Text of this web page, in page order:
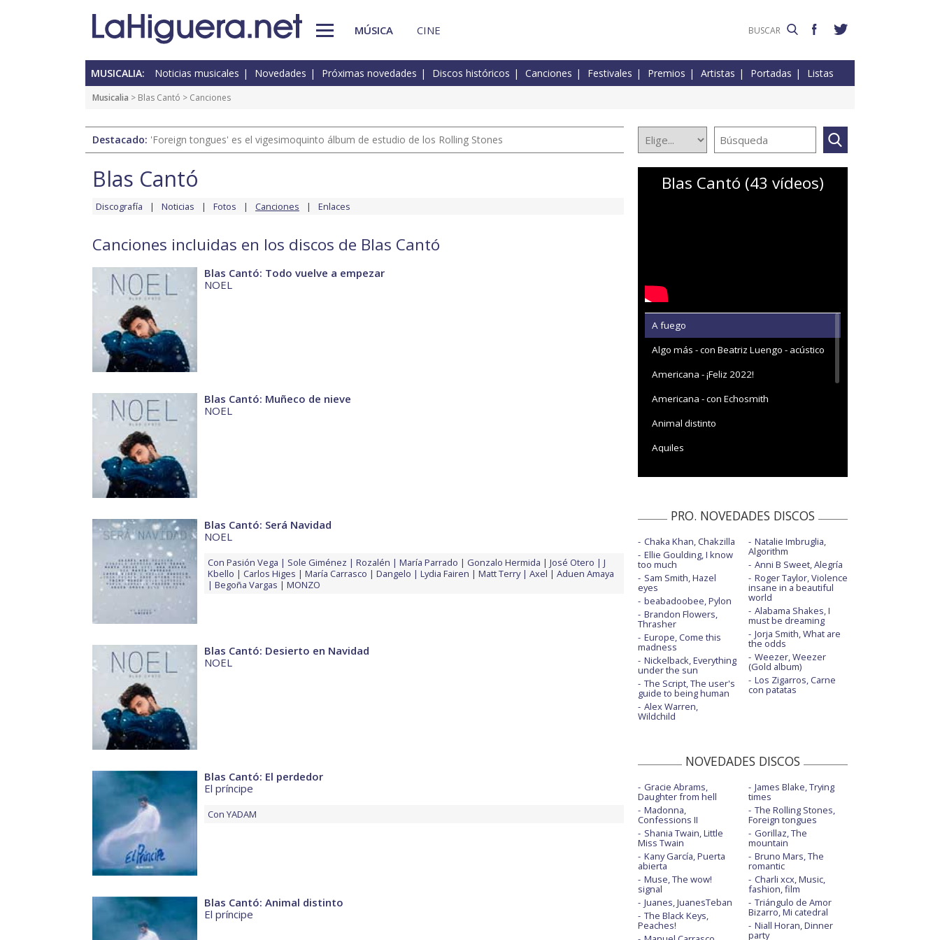
MÚSICA CINE
MUSICALIA: Noticias musicales Novedades Próximas novedades Discos históricos Canciones Festivales Premios Artistas Portadas Listas
Musicalia > Blas Cantó > Canciones
Destacado: 'Foreign tongues' es el vigesimoquinto álbum de estudio de los Rolling Stones
Blas Cantó
Discografía Noticias Fotos Canciones Enlaces
Canciones incluidas en los discos de Blas Cantó
Blas Cantó: Todo vuelve a empezar
NOEL
Blas Cantó: Muñeco de nieve
NOEL
Blas Cantó: Será Navidad
NOEL
Con Pasión Vega Sole Giménez Rozalén María Parrado Gonzalo Hermida José Otero
J
Kbello
Carlos Higes María Carrasco Dangelo Lydia Fairen Matt Terry Axel
Aduen Amaya
Begoña Vargas
MONZO
Blas Cantó: Desierto en Navidad
NOEL
Blas Cantó: El perdedor
El príncipe
Con YADAM
Blas Cantó: Animal distinto
El príncipe
Blas Cantó (43 vídeos)
A fuego
Algo más - con Beatriz Luengo - acústico
Americana - ¡Feliz 2022!
Americana - con Echosmith
Animal distinto
Aquiles
Dejarte ir - acústico
Desierto en Navidad - visualizer
Drunk and irresponsible
El bueno acaba mal
El bueno acaba mal - ¡Feliz 2023!
Él no soy yo
Él no soy yo - acústico
El perdedor - con YADAM
I'll stay
In your bed
La stessa lingua - con Emma Muscat
Las cosas claras - con Carmen DeLeon
Madre - con Yotuel
Marte - Visual
Memoria - con la letra
Memoria - Destino Eurovisión
Mi luz - con Pastora Soler
PRO. NOVEDADES DISCOS
Chaka Khan, Chakzilla
Ellie Goulding, I know
too much
Sam Smith, Hazel
eyes
beabadoobee, Pylon
Brandon Flowers,
Thrasher
Europe, Come this
madness
Nickelback, Everything
under the sun
The Script, The user's
guide to being human
Alex Warren,
Wildchild
Natalie Imbruglia,
Algorithm
Anni B Sweet, Alegría
Roger Taylor, Violence
insane in a beautiful
world
Alabama Shakes, I
must be dreaming
Jorja Smith, What are
the odds
Weezer, Weezer
(Gold album)
Los Zigarros, Carne
con patatas
NOVEDADES DISCOS
Gracie Abrams,
Daughter from hell
Madonna,
Confessions II
Shania Twain, Little
Miss Twain
Kany García, Puerta
abierta
Muse, The wow!
signal
Juanes, JuanesTeban
The Black Keys,
Peaches!
James Blake, Trying
times
The Rolling Stones,
Foreign tongues
Gorillaz, The
mountain
Bruno Mars, The
romantic
Charli xcx, Music,
fashion, film
Triángulo de Amor
Bizarro, Mi catedral
Niall Horan, Dinner
party